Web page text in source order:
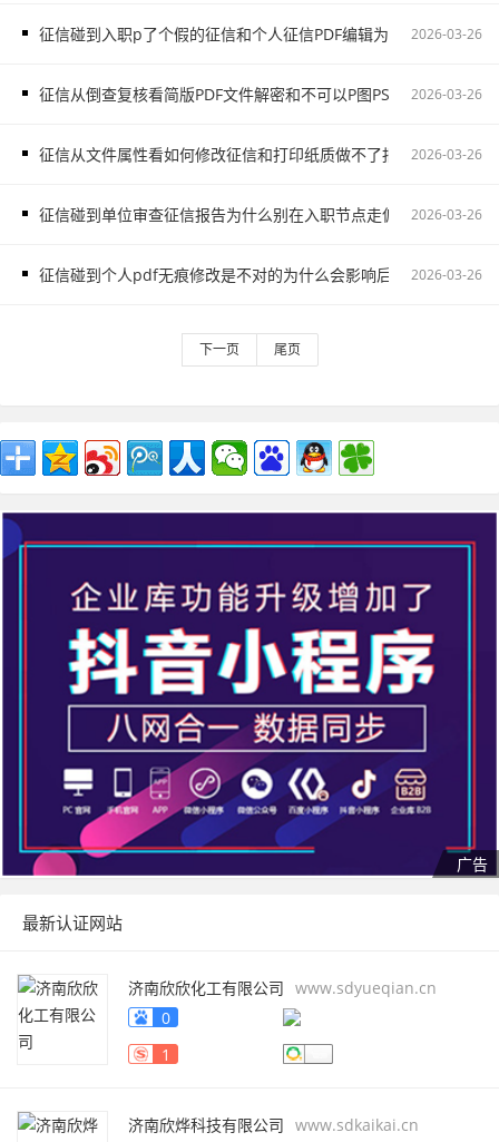
征信碰到入职p了个假的征信和个人征信PDF编辑为什么会影响后
2026-03-26
征信从倒查复核看简版PDF文件解密和不可以P图PS会让自己更被动
2026-03-26
征信从文件属性看如何修改征信和打印纸质做不了报告无痕PS修
2026-03-26
征信碰到单位审查征信报告为什么别在入职节点走偏其三2026-03-26
征信碰到个人pdf无痕修改是不对的为什么会影响后续职场判断
2026-03-26
下一页 尾页
最新认证网站
济南欣欣化工有限公司 www.sdyueqian.cn
0
1
济南欣烨科技有限公司 www.sdkaikai.cn